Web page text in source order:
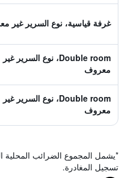
غرفة قياسية، نوع السرير غير
Double room، نوع السرير غير
معروف
Double room، نوع السرير غير
معروف
*يشمل المجموع الضرائب المحلية
تسجيل المغادرة.